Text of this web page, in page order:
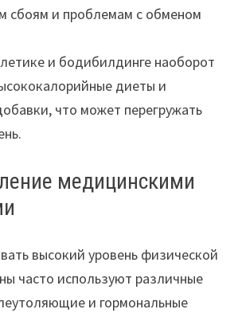
сбоям и проблемам с обменом
и бодибилдинге наоборот
диеты и
что может перегружать
медицинскими
высокий уровень физической
часто используют различные
и гормональные